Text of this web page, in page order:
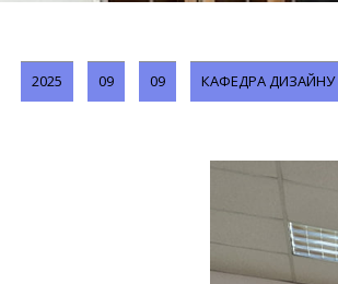
2025 09 09 КАФЕДРА ДИЗАЙНУ